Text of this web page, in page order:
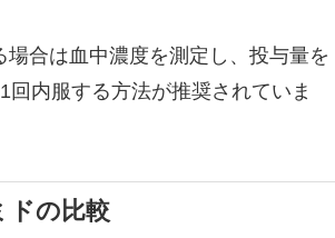
合は血中濃度を測定し、投与量を
内服する方法が推奨されていま
ドの比較